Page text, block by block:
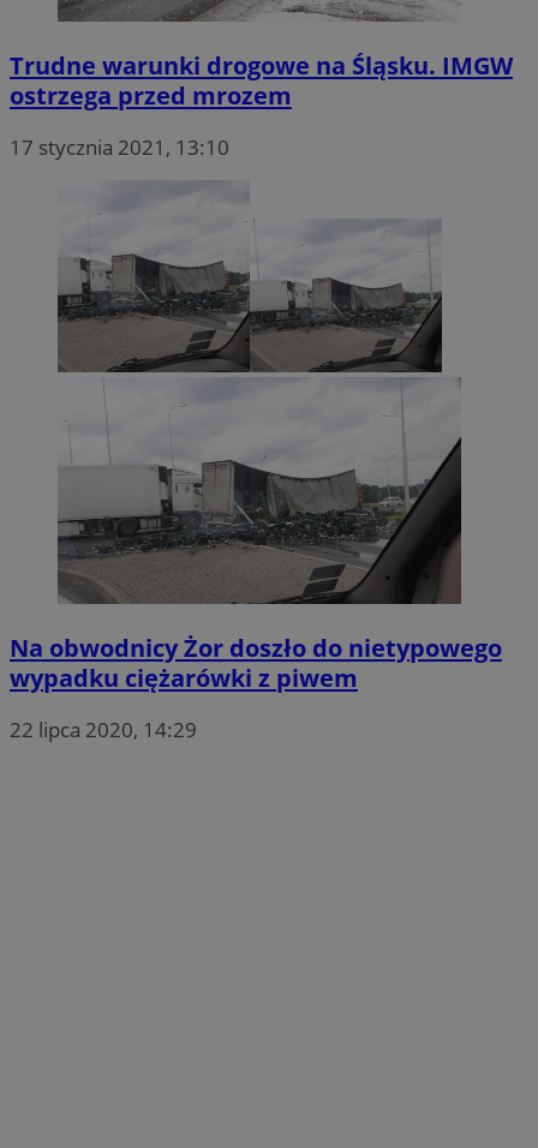
Trudne warunki drogowe na Śląsku. IMGW
ostrzega przed mrozem
17 stycznia 2021, 13:10
Na obwodnicy Żor doszło do nietypowego
wypadku ciężarówki z piwem
22 lipca 2020, 14:29